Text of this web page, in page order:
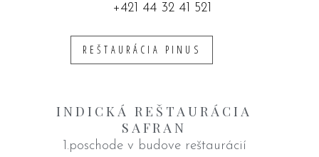
+421 44 32 41 521
REŠTAURÁCIA PINUS
INDICKÁ REŠTAURÁCIA
SAFRAN
1.poschode v budove reštaurácií